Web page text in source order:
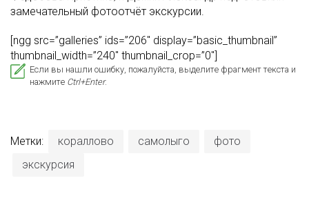
замечательный фотоотчёт экскурсии.
[ngg src=”galleries” ids=”206″ display=”basic_thumbnail”
thumbnail_width=”240″ thumbnail_crop=”0″]
Если вы нашли ошибку, пожалуйста, выделите фрагмент текста и
нажмите Ctrl+Enter.
Метки: кораллово самолыго
фото
экскурсия